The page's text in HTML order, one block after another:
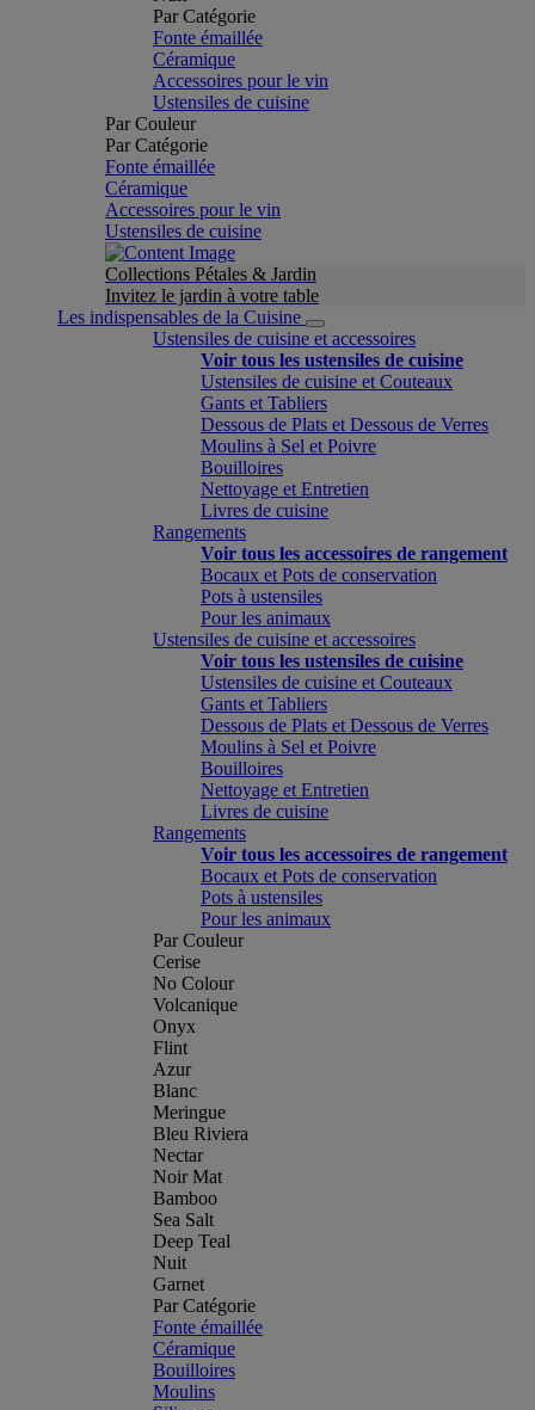
Par Catégorie
Fonte émaillée
Céramique
Accessoires pour le vin
Ustensiles de cuisine
Par Couleur
Par Catégorie
Fonte émaillée
Céramique
Accessoires pour le vin
Ustensiles de cuisine
Collections Pétales & Jardin
Invitez le jardin à votre table
Les indispensables de la Cuisine
Ustensiles de cuisine et accessoires
Voir tous les ustensiles de cuisine
Ustensiles de cuisine et Couteaux
Gants et Tabliers
Dessous de Plats et Dessous de Verres
Moulins à Sel et Poivre
Bouilloires
Nettoyage et Entretien
Livres de cuisine
Rangements
Voir tous les accessoires de rangement
Bocaux et Pots de conservation
Pots à ustensiles
Pour les animaux
Ustensiles de cuisine et accessoires
Voir tous les ustensiles de cuisine
Ustensiles de cuisine et Couteaux
Gants et Tabliers
Dessous de Plats et Dessous de Verres
Moulins à Sel et Poivre
Bouilloires
Nettoyage et Entretien
Livres de cuisine
Rangements
Voir tous les accessoires de rangement
Bocaux et Pots de conservation
Pots à ustensiles
Pour les animaux
Par Couleur
Cerise
No Colour
Volcanique
Onyx
Flint
Azur
Blanc
Meringue
Bleu Riviera
Nectar
Noir Mat
Bamboo
Sea Salt
Deep Teal
Nuit
Garnet
Par Catégorie
Fonte émaillée
Céramique
Bouilloires
Moulins